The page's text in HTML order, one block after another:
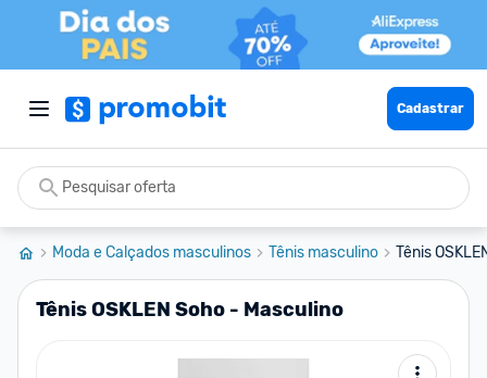
Cadastrar
Moda e Calçados masculinos Tênis masculino Tênis
Tênis OSKLEN Soho - Masculino